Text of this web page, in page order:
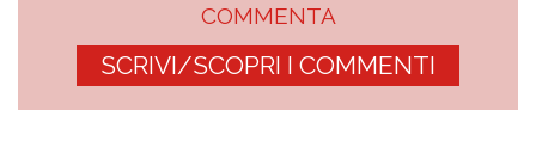
COMMENTA
SCRIVI/SCOPRI I COMMENTI